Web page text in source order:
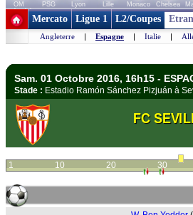
OM PSG Lyon Lille Monaco Chelsea
+ de clubs
Mercato Ligue 1 L2/Coupes
Angleterre | Espagne | Italie |
Sam. 01 Octobre 2016, 16h15 -
Stade : Estadio Ramón Sánchez Pizjuán à
FC
1 10 20 30